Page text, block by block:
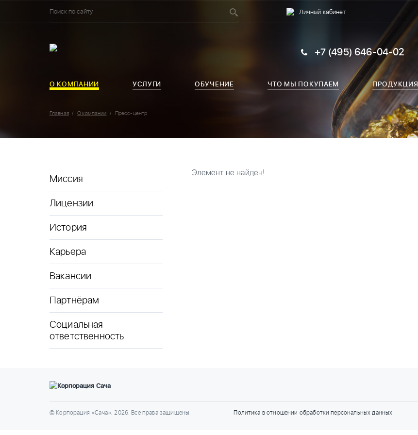
Личный кабинет
+7 (495) 646-04-02
О КОМПАНИИ УСЛУГИ ОБУЧЕНИЕ ЧТО МЫ ПОКУПАЕМ ПРОДУКЦИЯ
Главная О компании Пресс-центр
Миссия
Лицензии
История
Карьера
Вакансии
Партнёрам
Социальная
ответственность
Элемент не найден!
© Корпорация «Сача», 2026. Все права защищены. Политика в отношении обработки персональных данных